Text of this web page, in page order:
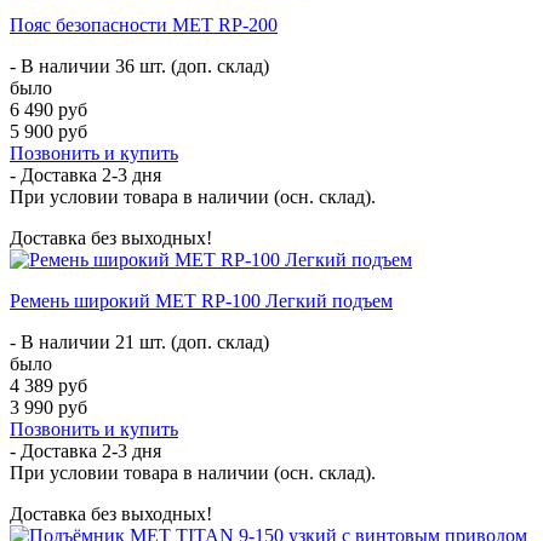
Пояс безопасности MET RP-200
- В наличии 36 шт. (доп. склад)
было
6 490 руб
5 900 руб
Позвонить и купить
- Доставка 2-3 дня
При условии товара в наличии (осн. склад).
Доставка без выходных!
Ремень широкий MET RP-100 Легкий подъем
- В наличии 21 шт. (доп. склад)
было
4 389 руб
3 990 руб
Позвонить и купить
- Доставка 2-3 дня
При условии товара в наличии (осн. склад).
Доставка без выходных!